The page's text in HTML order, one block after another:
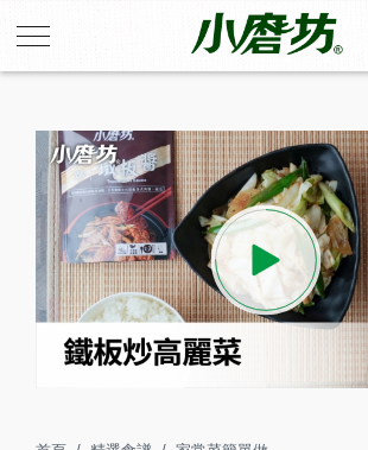
鐵板炒高麗菜
用一口平底鍋，也能炒出鐵板魂！將清甜